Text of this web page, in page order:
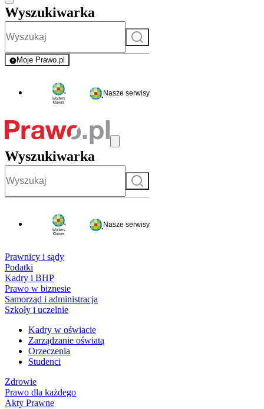
Wyszukiwarka
Szukaj
Moje Prawo.pl
- rejestracja i logowanie do serwisu
Nasze serwisy
Wyszukiwarka
Szukaj
Nasze serwisy
Prawnicy i sądy
Podatki
Kadry i BHP
Prawo w biznesie
Samorząd i administracja
Szkoły i uczelnie
Kadry w oświacie
Zarządzanie oświatą
Orzeczenia
Studenci
Zdrowie
Prawo dla każdego
Akty Prawne